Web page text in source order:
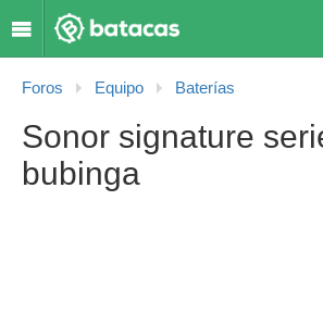
Foros Equipo Baterías
Sonor signature
bubinga